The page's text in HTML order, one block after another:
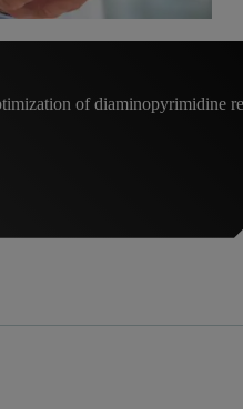
of diaminopyrimidine